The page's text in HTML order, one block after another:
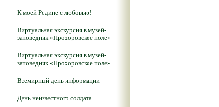
К моей Родине с любовью!
Виртуальная экскурсия в музей-
заповедник «Прохоровское поле»
Виртуальная экскурсия в музей-
заповедник «Прохоровское поле»
Всемирный день информации
День неизвестного солдата